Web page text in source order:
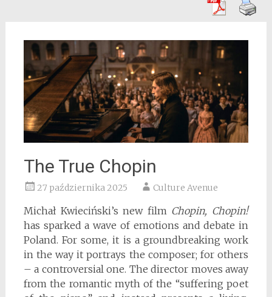
The True Chopin
27 października 2025 Culture Avenue
Michał Kwieciński’s new film Chopin, Chopin!
has sparked a wave of emotions and debate in
Poland. For some, it is a groundbreaking work
in the way it portrays the composer; for others
– a controversial one. The director moves away
from the romantic myth of the “suffering poet